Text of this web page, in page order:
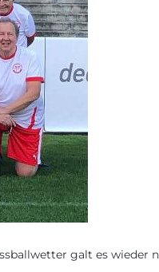
galt es wieder